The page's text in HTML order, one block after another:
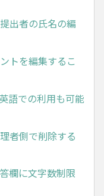
出者の氏名の編
トを編集するこ
語での利用も可能
者側で削除する
欄に文字数制限